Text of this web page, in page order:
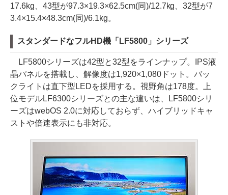
17.6kg、43型が97.3×19.3×62.5cm(同)/12.7kg、32型が7
3.4×15.4×48.3cm(同)/6.1kg。
スタンダードなフルHD機「LF5800」シリーズ
LF5800シリーズは42型と32型をラインナップ。IPS液
晶パネルを搭載し、解像度は1,920×1,080ドット。バッ
クライトは直下型LEDを採用する。視野角は178度。上
位モデルLF6300シリーズとの主な違いは、LF5800シリ
ーズはwebOS 2.0に対応しておらず、ハイブリッドキャ
ストや倍速表示にも非対応。